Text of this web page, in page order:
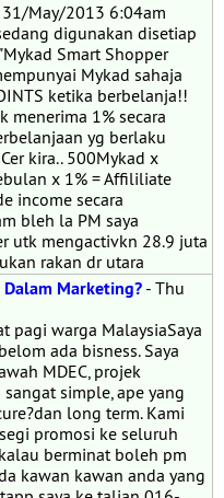
31/May/2013 6:04am
digunakan disetiap
Smart Shopper
Mykad sahaja
ketika berbelanja!!
menerima 1% secara
yg berlaku
kira.. 500Mykad x
x 1% = Affililiate
income secara
bleh la PM saya
utk mengactivkn 28.9 juta
rakan dr utara
Marketing? - Thu
pagi warga MalaysiaSaya
ada bisness. Saya
MDEC, projek
simple, ape yang
long term. Kami
promosi ke seluruh
berminat boleh pm
kawan kawan anda yang